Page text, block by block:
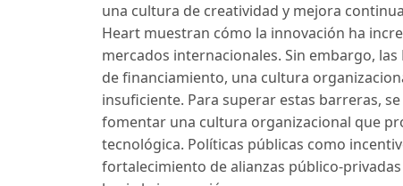
una cultura de creatividad y mejora
Heart muestran cómo la innovación ha
mercados internacionales. Sin embargo,
de financiamiento, una cultura
insuficiente. Para superar estas barreras,
fomentar una cultura organizacional que
tecnológica. Políticas públicas como
fortalecimiento de alianzas público-